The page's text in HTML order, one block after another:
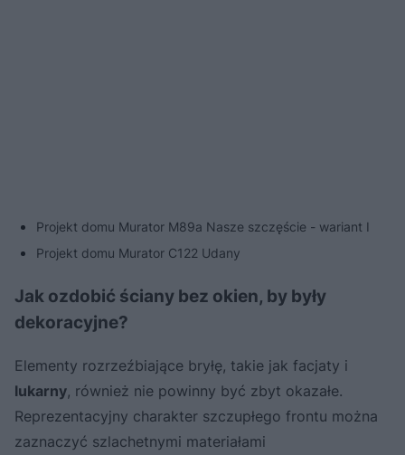
Projekt domu Murator M89a Nasze szczęście - wariant I
Projekt domu Murator C122 Udany
Jak ozdobić ściany bez okien, by były
dekoracyjne?
Elementy rozrzeźbiające bryłę, takie jak facjaty i
lukarny, również nie powinny być zbyt okazałe.
Reprezentacyjny charakter szczupłego frontu można
zaznaczyć szlachetnymi materiałami